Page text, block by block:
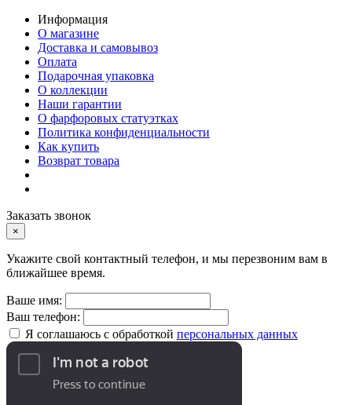
Информация
О магазине
Доставка и самовывоз
Оплата
Подарочная упаковка
О коллекции
Наши гарантии
О фарфоровых статуэтках
Политика конфиденциальности
Как купить
Возврат товара
Заказать звонок
×
Укажите свой контактный телефон, и мы перезвоним вам в
ближайшее время.
Ваше имя:
Ваш телефон:
Я соглашаюсь с обработкой персональных данных